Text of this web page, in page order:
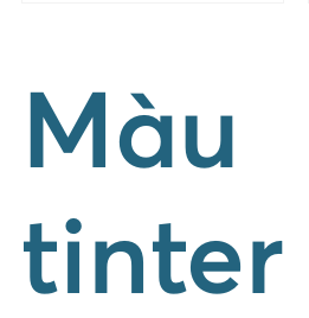
Màu
tinter